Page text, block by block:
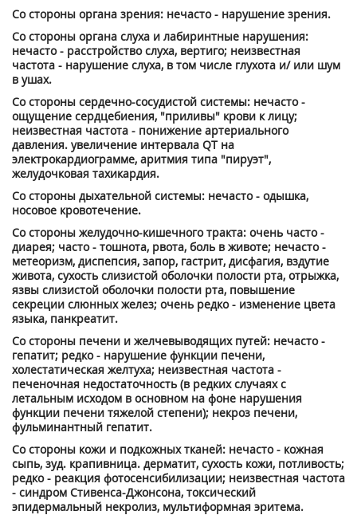
Со стороны органа зрения: нечасто - нарушение зрения.
Со стороны органа слуха и лабиринтные нарушения:
нечасто - расстройство слуха, вертиго; неизвестная
частота - нарушение слуха, в том числе глухота и/ или шум
в ушах.
Со стороны сердечно-сосудистой системы: нечасто -
ощущение сердцебиения, "приливы" крови к лицу;
неизвестная частота - понижение артериального
давления. увеличение интервала QT на
электрокардиограмме, аритмия типа "пируэт",
желудочковая тахикардия.
Со стороны дыхательной системы: нечасто - одышка,
носовое кровотечение.
Со стороны желудочно-кишечного тракта: очень часто -
диарея; часто - тошнота, рвота, боль в животе; нечасто -
метеоризм, диспепсия, запор, гастрит, дисфагия, вздутие
живота, сухость слизистой оболочки полости рта, отрыжка,
язвы слизистой оболочки полости рта, повышение
секреции слюнных желез; очень редко - изменение цвета
языка, панкреатит.
Со стороны печени и желчевыводящих путей: нечасто -
гепатит; редко - нарушение функции печени,
холестатическая желтуха; неизвестная частота -
печеночная недостаточность (в редких случаях с
летальным исходом в основном на фоне нарушения
функции печени тяжелой степени); некроз печени,
фульминантный гепатит.
Со стороны кожи и подкожных тканей: нечасто - кожная
сыпь, зуд. крапивница. дерматит, сухость кожи, потливость;
редко - реакция фотосенсибилизации; неизвестная частота
- синдром Стивенса-Джонсона, токсический
эпидермальный некролиз, мультиформная эритема.